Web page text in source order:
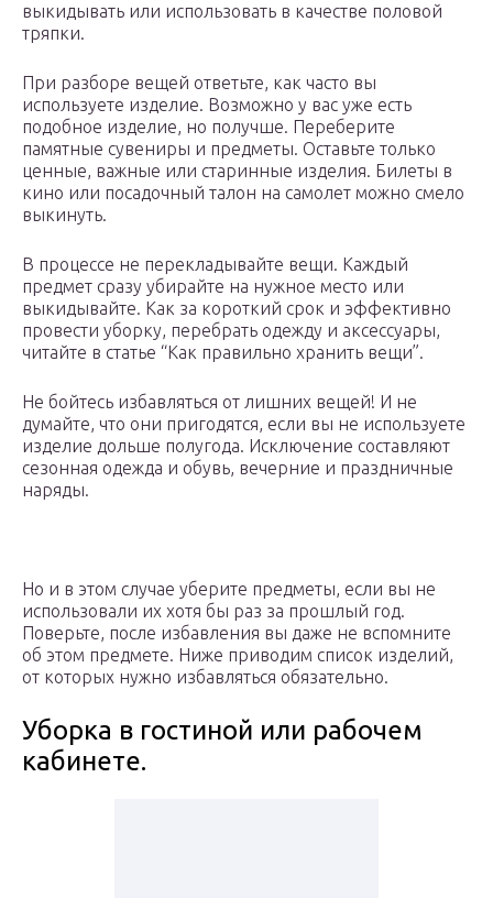
выкидывать или использовать в качестве половой
тряпки.
При разборе вещей ответьте, как часто вы
используете изделие. Возможно у вас уже есть
подобное изделие, но получше. Переберите
памятные сувениры и предметы. Оставьте только
ценные, важные или старинные изделия. Билеты в
кино или посадочный талон на самолет можно смело
выкинуть.
В процессе не перекладывайте вещи. Каждый
предмет сразу убирайте на нужное место или
выкидывайте. Как за короткий срок и эффективно
провести уборку, перебрать одежду и аксессуары,
читайте в статье “Как правильно хранить вещи”.
Не бойтесь избавляться от лишних вещей! И не
думайте, что они пригодятся, если вы не используете
изделие дольше полугода. Исключение составляют
сезонная одежда и обувь, вечерние и праздничные
наряды.
Но и в этом случае уберите предметы, если вы не
использовали их хотя бы раз за прошлый год.
Поверьте, после избавления вы даже не вспомните
об этом предмете. Ниже приводим список изделий,
от которых нужно избавляться обязательно.
Уборка в гостиной или рабочем
кабинете.